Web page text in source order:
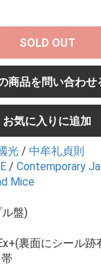
SOLD OUT
商品を問い合わせ
お気に入りに追加
光 / 中牟礼貞則
/ Contemporary
Mice
盤)
裏面にシール